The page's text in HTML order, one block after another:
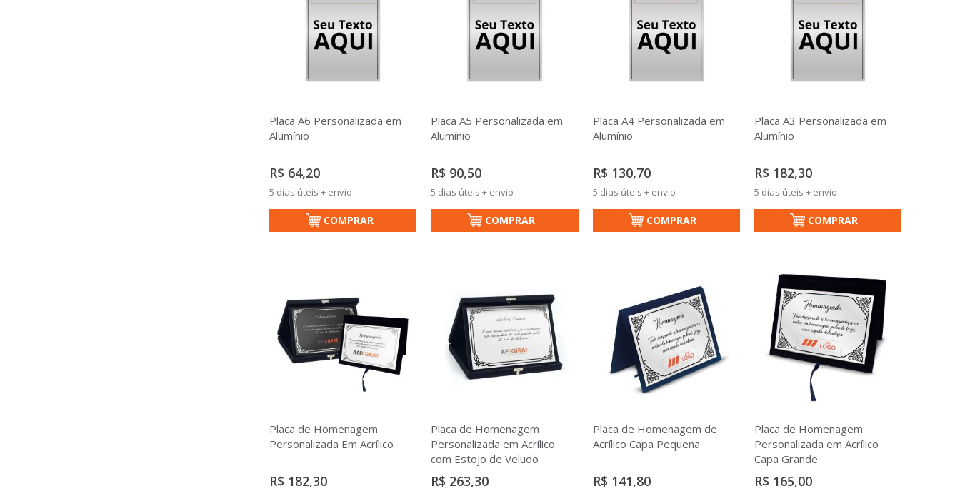
Placa A6 Personalizada em
Alumínio
R$ 64,20
5 dias úteis + envio
COMPRAR
Placa A5 Personalizada em
Alumínio
R$ 90,50
5 dias úteis + envio
COMPRAR
Placa A4 Personalizada em
Alumínio
R$ 130,70
5 dias úteis + envio
COMPRAR
Placa A3 Personalizada em
Alumínio
R$ 182,30
5 dias úteis + envio
COMPRAR
Placa de Homenagem
Personalizada Em Acrílico
R$ 182,30
Placa de Homenagem
Personalizada em Acrílico
com Estojo de Veludo
R$ 263,30
Placa de Homenagem de
Acrílico Capa Pequena
R$ 141,80
Placa de Homenagem
Personalizada em Acrílico
Capa Grande
R$ 165,00